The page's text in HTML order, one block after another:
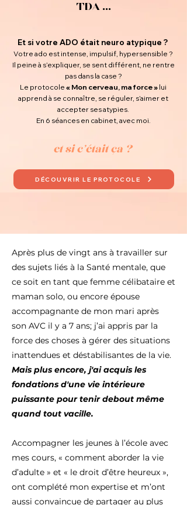
TDA ...
Et si votre ADO était neuro atypique ?
Votre ado est intense, impulsif, hypersensible ?
Il peine à s’expliquer, se sent différent, ne rentre
pas dans la case ?
Le protocole « Mon cerveau, ma force » lui
apprend à se connaître, se réguler, s’aimer et
accepter ses atypies.
En 6 séances en cabinet, avec moi.
et si c'était ça ?
DÉCOUVRIR LE PROTOCOLE
Après plus de vingt ans à travailler sur
des sujets liés à la Santé mentale, que
ce soit en tant que femme célibataire et
maman solo, ou encore épouse
accompagnante de mon mari après
son AVC il y a 7 ans; j’ai appris par la
force des choses à gérer des situations
inattendues et déstabilisantes de la vie.
Mais plus encore, j'ai acquis les
fondations d'une vie intérieure
puissante pour tenir debout même
quand tout vacille.
Accompagner les jeunes à l’école avec
mes cours, « comment aborder la vie
d’adulte » et « le droit d’être heureux »,
ont complété mon expertise et m’ont
aussi convaincue de partager au plus